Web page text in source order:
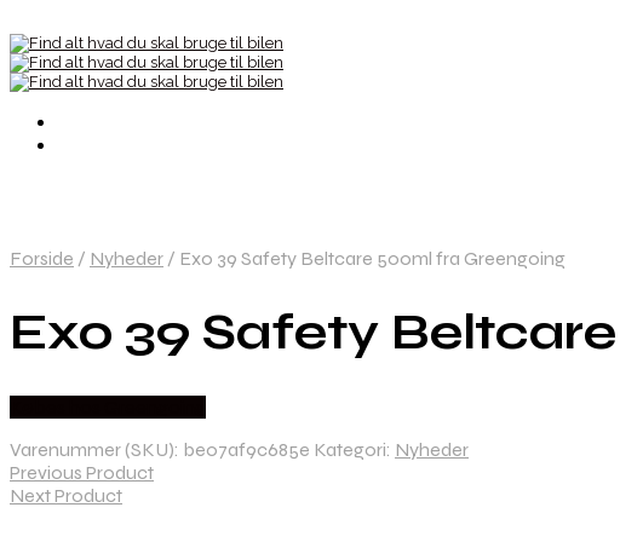
Forside / Nyheder / Exo 39 Safety Beltcare 500ml fra Greengoing
Exo 39 Safety
Varenummer (SKU): be07af9c685e Kategori: Nyheder
Previous Product
Next Product